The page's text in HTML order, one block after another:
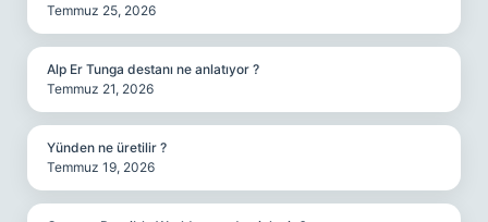
Temmuz 25, 2026
Alp Er Tunga destanı ne anlatıyor ?
Temmuz 21, 2026
Yünden ne üretilir ?
Temmuz 19, 2026